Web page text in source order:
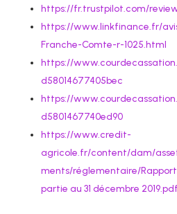
https://fr.trustpilot.com/
https://www.linkfinance.fr/
Franche-Comte-r-1025.html
https://
d58014677405bec
https://
d5801467740ed90
https://www.credit-
agricole.fr/content/dam/
ments/réglementaire/Rapport
partie au 31 décembre 2019.pdf